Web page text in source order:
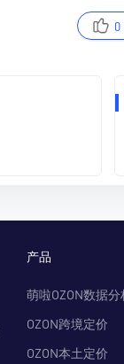
0
产品
萌啦OZON数据分
OZON跨境定价
OZON本土定价